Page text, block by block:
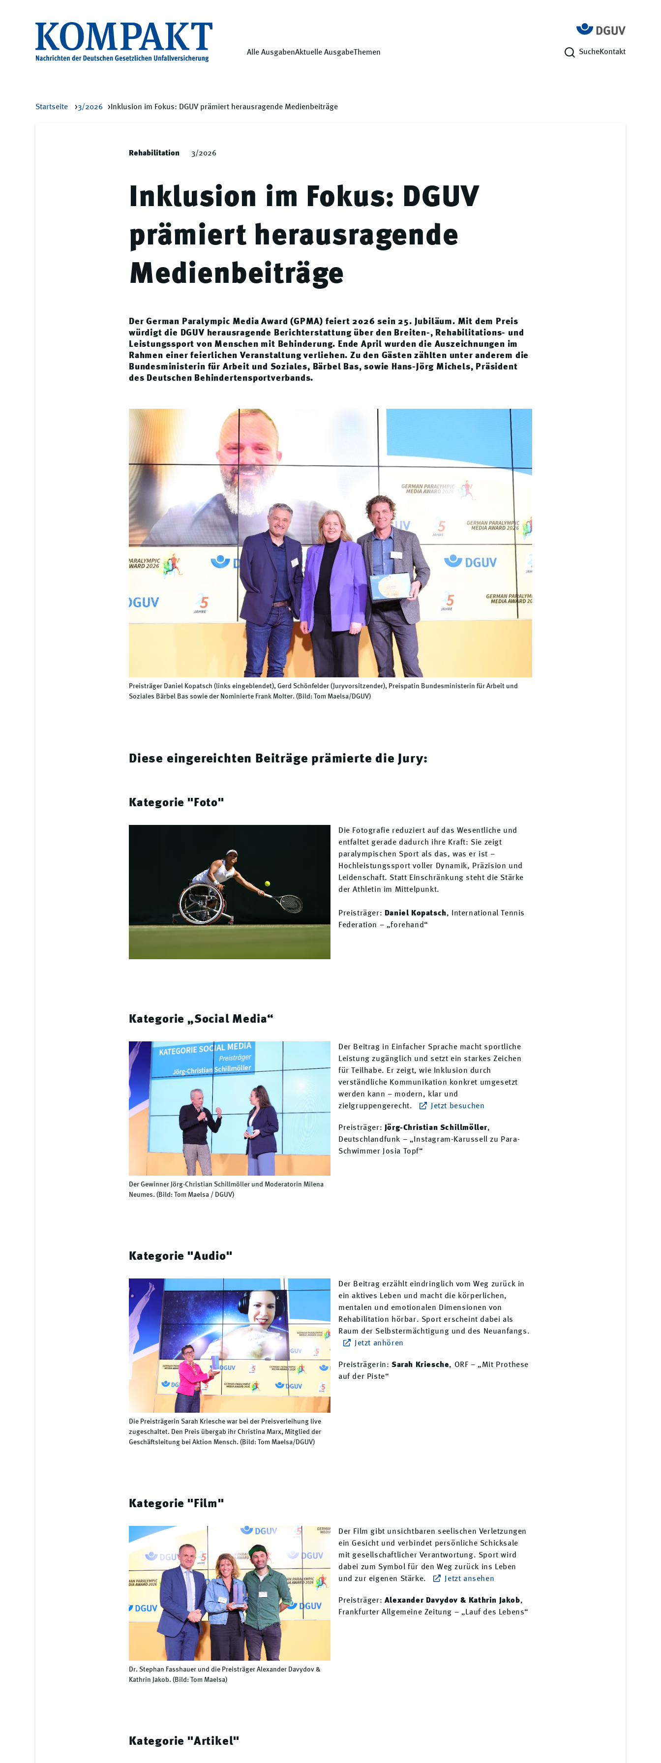
Alle AusgabenAktuelle AusgabeThemen SucheKontakt
Startseite 3/2026 Inklusion im Fokus: DGUV prämiert herausragende Medienbeiträge
Rehabilitation 3/2026
Inklusion im Fokus: DGUV
prämiert herausragende
Medienbeiträge
Der German Paralympic Media Award (GPMA) feiert 2026 sein 25. Jubiläum. Mit dem Preis
würdigt die DGUV herausragende Berichterstattung über den Breiten-, Rehabilitations- und
Leistungssport von Menschen mit Behinderung. Ende April wurden die Auszeichnungen im
Rahmen einer feierlichen Veranstaltung verliehen. Zu den Gästen zählten unter anderem die
Bundesministerin für Arbeit und Soziales, Bärbel Bas, sowie Hans-Jörg Michels, Präsident
des Deutschen Behindertensportverbands.
Preisträger Daniel Kopatsch (links eingeblendet), Gerd Schönfelder (Juryvorsitzender), Preispatin Bundesministerin für Arbeit und
Soziales Bärbel Bas sowie der Nominierte Frank Molter. (Bild: Tom Maelsa/DGUV)
Diese eingereichten Beiträge prämierte die Jury:
Kategorie "Foto"
Die Fotografie reduziert auf das Wesentliche und
entfaltet gerade dadurch ihre Kraft: Sie zeigt
paralympischen Sport als das, was er ist –
Hochleistungssport voller Dynamik, Präzision und
Leidenschaft. Statt Einschränkung steht die Stärke
der Athletin im Mittelpunkt.
Preisträger: Daniel Kopatsch, International Tennis
Federation – „forehand“
Kategorie „Social Media“
Der Gewinner Jörg-Christian Schillmöller und Moderatorin Milena
Neumes. (Bild: Tom Maelsa / DGUV)
Der Beitrag in Einfacher Sprache macht sportliche
Leistung zugänglich und setzt ein starkes Zeichen
für Teilhabe. Er zeigt, wie Inklusion durch
verständliche Kommunikation konkret umgesetzt
werden kann – modern, klar und
zielgruppengerecht.
Jetzt besuchen
Preisträger: Jörg-Christian Schillmöller,
Deutschlandfunk – „Instagram-Karussell zu Para-
Schwimmer Josia Topf“
Kategorie "Audio"
Die Preisträgerin Sarah Kriesche war bei der Preisverleihung live
zugeschaltet. Den Preis übergab ihr Christina Marx, Mitglied der
Geschäftsleitung bei Aktion Mensch. (Bild: Tom Maelsa/DGUV)
Der Beitrag erzählt eindringlich vom Weg zurück in
ein aktives Leben und macht die körperlichen,
mentalen und emotionalen Dimensionen von
Rehabilitation hörbar. Sport erscheint dabei als
Raum der Selbstermächtigung und des Neuanfangs.
Jetzt anhören
Preisträgerin: Sarah Kriesche, ORF – „Mit Prothese
auf der Piste“
Kategorie "Film"
Dr. Stephan Fasshauer und die Preisträger Alexander Davydov &
Kathrin Jakob. (Bild: Tom Maelsa)
Der Film gibt unsichtbaren seelischen Verletzungen
ein Gesicht und verbindet persönliche Schicksale
mit gesellschaftlicher Verantwortung. Sport wird
dabei zum Symbol für den Weg zurück ins Leben
und zur eigenen Stärke.
Jetzt ansehen
Preisträger: Alexander Davydov & Kathrin Jakob,
Frankfurter Allgemeine Zeitung – „Lauf des Lebens“
Kategorie "Artikel"